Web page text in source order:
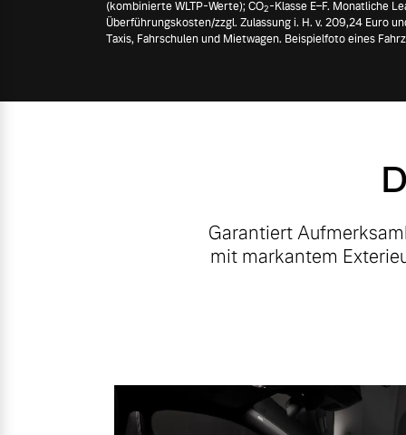
(kombinierte WLTP-Werte); CO2-Klasse E–F. Monatliche
Überführungskosten/zzgl. Zulassung i. H. v. 209,24 Euro
Taxis, Fahrschulen und Mietwagen. Beispielfoto eines
Garantiert
mit markantem